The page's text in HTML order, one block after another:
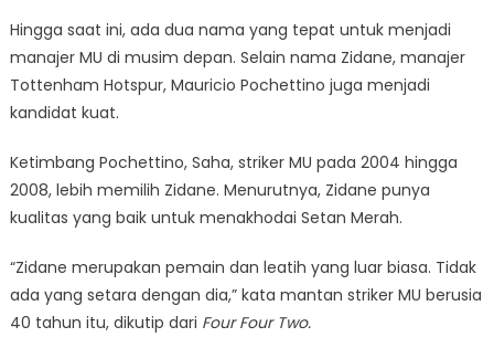
Hingga saat ini, ada dua nama yang tepat untuk menjadi
manajer MU di musim depan. Selain nama Zidane, manajer
Tottenham Hotspur, Mauricio Pochettino juga menjadi
kandidat kuat.
Ketimbang Pochettino, Saha, striker MU pada 2004 hingga
2008, lebih memilih Zidane. Menurutnya, Zidane punya
kualitas yang baik untuk menakhodai Setan Merah.
“Zidane merupakan pemain dan leatih yang luar biasa. Tidak
ada yang setara dengan dia,” kata mantan striker MU berusia
40 tahun itu, dikutip dari Four Four Two.